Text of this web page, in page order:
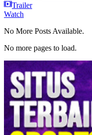
Trailer
Watch
No More Posts Available.
No more pages to load.